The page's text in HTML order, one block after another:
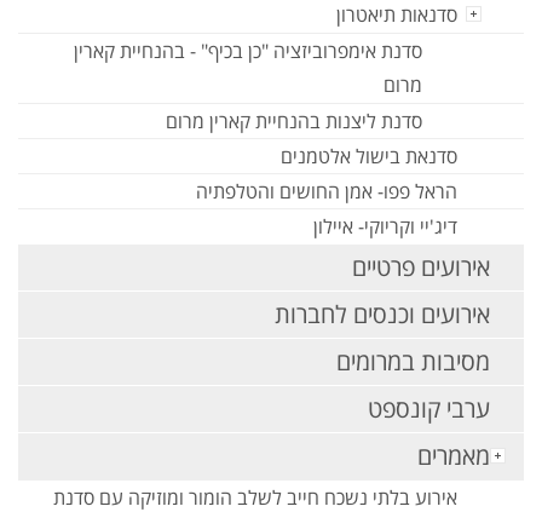
סדנאות תיאטרון
סדנת אימפרוביזציה "כן בכיף" - בהנחיית קארין
מרום
סדנת ליצנות בהנחיית קארין מרום
סדנאת בישול אלטמנים
הראל פפו- אמן החושים והטלפתיה
דיג'יי וקריוקי- איילון
אירועים פרטיים
אירועים וכנסים לחברות
מסיבות במרומים
ערבי קונספט
מאמרים
אירוע בלתי נשכח חייב לשלב הומור ומוזיקה עם סדנת